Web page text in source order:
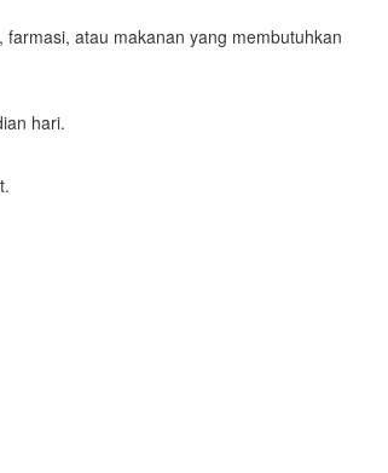
atau makanan yang membutuhkan
hari.